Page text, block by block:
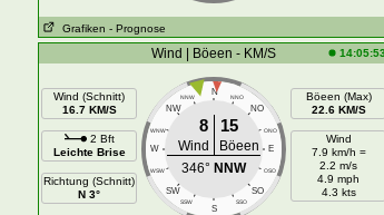
Grafiken - Prognose
Wind | Böeen - KM/S 14:05:53
Wind (Schnitt)
16.7 KM/S
2 Bft
Leichte Brise
Richtung (Schnitt)
N 3°
N
NNW NNO
NW NO
WNW ONO
W E
WSW OSO
SW SO
SSW SSO
S
8 15
Wind
Böeen
346° NNW
Böeen (Max)
22.6 KM/S
Wind
7.9 km/h =
2.2 m/s
4.9 mph
4.3 kts